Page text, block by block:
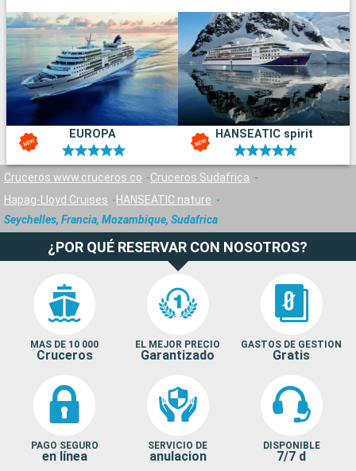
EUROPA HANSEATIC spirit
Cruceros www.cruceros.co
Cruceros Sudafrica
Hapag-Lloyd Cruises
HANSEATIC nature
Seychelles, Francia, Mozambique, Sudafrica
¿POR QUÉ RESERVAR CON NOSOTROS?
MAS DE 10 000
Cruceros
EL MEJOR PRECIO
Garantizado
GASTOS DE GESTION
Gratis
PAGO SEGURO
en línea
SERVICIO DE
anulacion
DISPONIBLE
7/7 d